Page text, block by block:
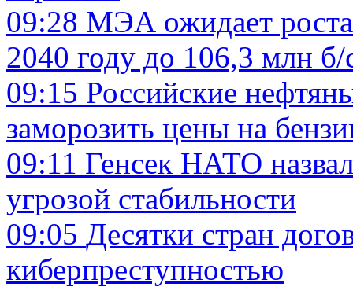
09:28 МЭА ожидает роста
2040 году до 106,3 млн б/
09:15 Российские
заморозить цены на
09:11 Генсек НАТО
угрозой стабильности
09:05 Десятки стран
киберпреступностью